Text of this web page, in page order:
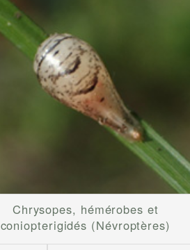
Chrysopes, hémérobes et
coniopterigidés (Névroptères)